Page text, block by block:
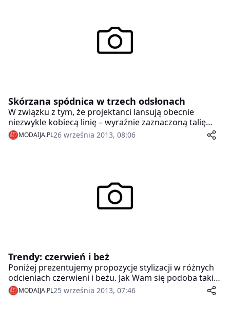
Skórzana spódnica w trzech odsłonach
W związku z tym, że projektanci lansują obecnie
niezwykle kobiecą linię – wyraźnie zaznaczoną talię
uzupełnioną mocnym dołem – spódnica w kształcie
trapezu to coś, co powinno znaleźć się w szafie każdej
MODAIJA.PL26 września 2013, 08:06
Trendy: czerwień i beż
Poniżej prezentujemy propozycje stylizacji w różnych
odcieniach czerwieni i beżu. Jak Wam się podoba takie
zestawienie?
MODAIJA.PL25 września 2013, 07:46